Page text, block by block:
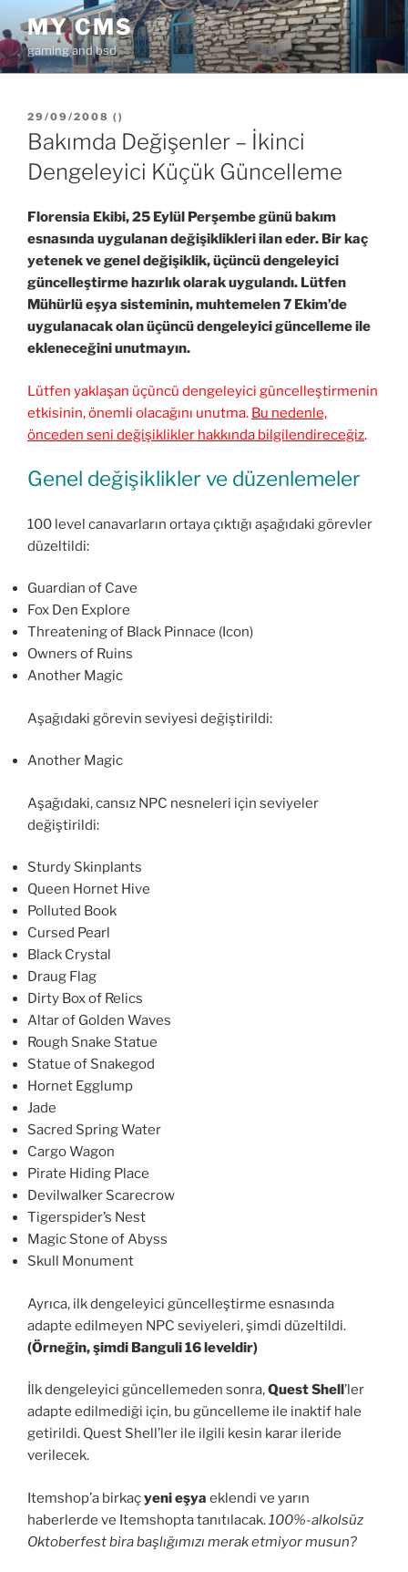
geç MY CMS
gaming and bsd
YAYIM
TARIHI
29/09/2008 ( )
Bakımda Değişenler – İkinci
Dengeleyici Küçük Güncelleme
Florensia Ekibi, 25 Eylül Perşembe günü bakım
esnasında uygulanan değişiklikleri ilan eder. Bir kaç
yetenek ve genel değişiklik, üçüncü dengeleyici
güncelleştirme hazırlık olarak uygulandı. Lütfen
Mühürlü eşya sisteminin, muhtemelen 7 Ekim’de
uygulanacak olan üçüncü dengeleyici güncelleme ile
ekleneceğini unutmayın.
Lütfen yaklaşan üçüncü dengeleyici güncelleştirmenin
etkisinin, önemli olacağını unutma. Bu nedenle,
önceden seni değişiklikler hakkında bilgilendireceğiz.
Genel değişiklikler ve düzenlemeler
100 level canavarların ortaya çıktığı aşağıdaki görevler
düzeltildi:
Guardian of Cave
Fox Den Explore
Threatening of Black Pinnace (Icon)
Owners of Ruins
Another Magic
Aşağıdaki görevin seviyesi değiştirildi:
Another Magic
Aşağıdaki, cansız NPC nesneleri için seviyeler
değiştirildi:
Sturdy Skinplants
Queen Hornet Hive
Polluted Book
Cursed Pearl
Black Crystal
Draug Flag
Dirty Box of Relics
Altar of Golden Waves
Rough Snake Statue
Statue of Snakegod
Hornet Egglump
Jade
Sacred Spring Water
Cargo Wagon
Pirate Hiding Place
Devilwalker Scarecrow
Tigerspider’s Nest
Magic Stone of Abyss
Skull Monument
Ayrıca, ilk dengeleyici güncelleştirme esnasında
adapte edilmeyen NPC seviyeleri, şimdi düzeltildi.
(Örneğin, şimdi Banguli 16 leveldir)
İlk dengeleyici güncellemeden sonra,Quest Shell’ler
adapte edilmediği için, bu güncelleme ile inaktif hale
getirildi. Quest Shell’ler ile ilgili kesin karar ileride
verilecek.
Itemshop’a birkaçyeni eşya eklendi ve yarın
haberlerde ve Itemshopta tanıtılacak.100%-alkolsüz
Oktoberfest bira başlığımızı merak etmiyor musun?